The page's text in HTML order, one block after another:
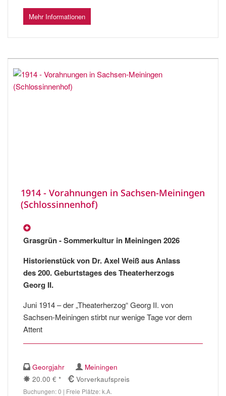
Mehr Informationen
1914 - Vorahnungen in Sachsen-Meiningen
(Schlossinnenhof)
Grasgrün - Sommerkultur in Meiningen 2026
Historienstück von Dr. Axel Weiß aus Anlass
des 200. Geburtstages des Theaterherzogs
Georg II.
Juni 1914 – der „Theaterherzog“ Georg II. von
Sachsen-Meiningen stirbt nur wenige Tage vor dem
Attent
Georgjahr
Meiningen
20.00 € *
Vorverkaufspreis
Buchungen: 0 | Freie Plätze: k.A.